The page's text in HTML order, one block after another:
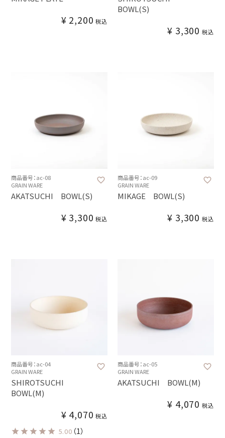
¥ 2,200 税込
BOWL(S)
¥ 3,300 税込
商品番号：ac-08
GRAIN WARE
AKATSUCHI BOWL(S)
¥ 3,300 税込
商品番号：ac-09
GRAIN WARE
MIKAGE BOWL(S)
¥ 3,300 税込
商品番号：ac-04
GRAIN WARE
SHIROTSUCHI
BOWL(M)
¥ 4,070 税込
5.00 （1）
商品番号：ac-05
GRAIN WARE
AKATSUCHI BOWL(M)
¥ 4,070 税込